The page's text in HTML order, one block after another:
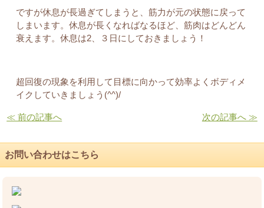
ですが休息が長過ぎてしまうと、筋力が元の状態に戻って
しまいます。休息が長くなればなるほど、筋肉はどんどん
衰えます。休息は2、３日にしておきましょう！
超回復の現象を利用して目標に向かって効率よくボディメ
イクしていきましょう(^^)/
≪ 前の記事へ 次の記事へ ≫
お問い合わせはこちら